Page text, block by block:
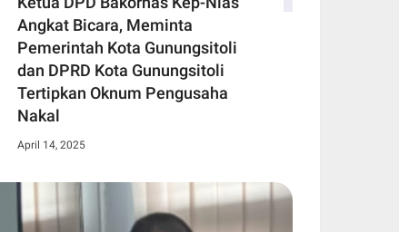
Angkat Bicara, Meminta
Pemerintah Kota Gunungsitoli
dan DPRD Kota Gunungsitoli
Tertipkan Oknum Pengusaha
Nakal
April 14, 2025